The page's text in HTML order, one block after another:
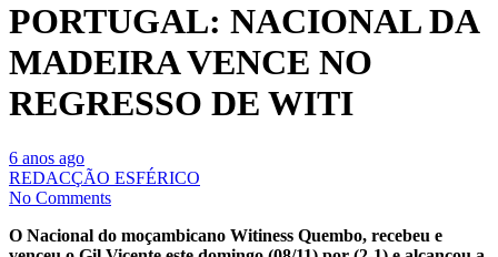
PORTUGAL: NACIONAL DA
MADEIRA VENCE NO
REGRESSO DE WITI
6 anos ago
REDACÇÃO ESFÉRICO
No Comments
O Nacional do moçambicano Witiness Quembo, recebeu e